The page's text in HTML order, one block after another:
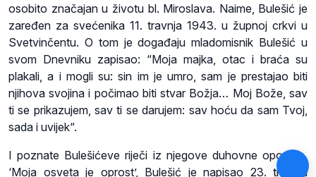
osobito značajan u životu bl. Miroslava. Naime, Bulešić je
zaređen za svećenika 11. travnja 1943. u župnoj crkvi u
Svetvinčentu. O tom je događaju mladomisnik Bulešić u
svom Dnevniku zapisao: “Moja majka, otac i braća su
plakali, a i mogli su: sin im je umro, sam je prestajao biti
njihova svojina i počimao biti stvar Božja… Moj Bože, sav
ti se prikazujem, sav ti se darujem: sav hoću da sam Tvoj,
sada i uvijek“.
I poznate Bulešićeve riječi iz njegove duhovne oporuke,
‘Moja osveta je oprost’, Bulešić je napisao 23. travnja